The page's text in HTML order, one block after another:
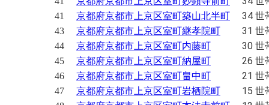
41 京都府京都市上京区室町築山北半町 34 世
43 京都府京都市上京区室町継孝院町 31 世
44 京都府京都市上京区室町内藤町 30 世
45 京都府京都市上京区室町納屋町 26 世
46 京都府京都市上京区室町畠中町 21 世
47 京都府京都市上京区室町岩栖院町 15 世